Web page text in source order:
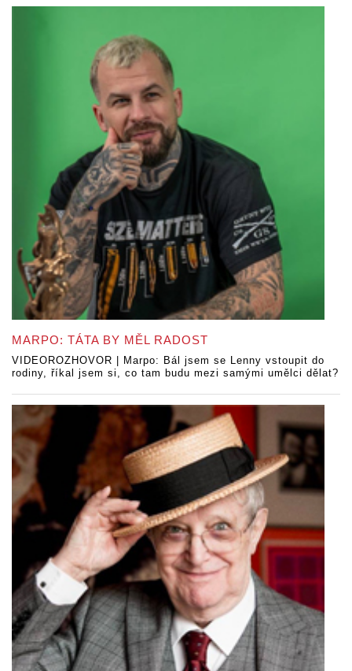
MARPO: TÁTA BY MĚL RADOST
VIDEOROZHOVOR | Marpo: Bál jsem se Lenny vstoupit do
rodiny, říkal jsem si, co tam budu mezi samými umělci dělat?